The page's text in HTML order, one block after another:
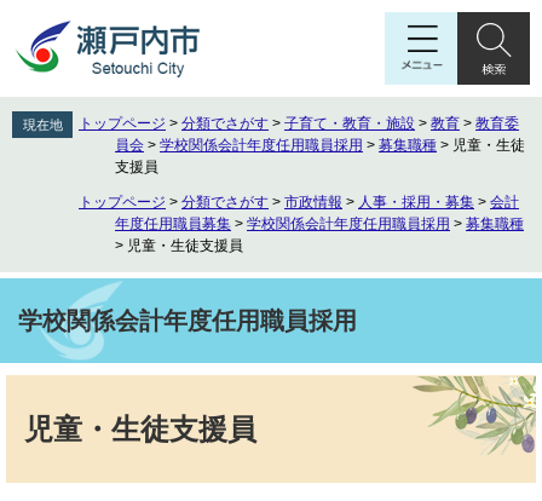
先
頭
を
飛
現在地 トップページ > 分類でさがす > 子育て・教育・施設 > 教育 > 教育委
員会 > 学校関係会計年度任用職員採用 > 募集職種 > 児童・生徒
支援員
トップページ > 分類でさがす > 市政情報 > 人事・採用・募集 > 会計
年度任用職員募集 > 学校関係会計年度任用職員採用 > 募集職種
> 児童・生徒支援員
学校関係会計年度任用職員採用
児童・生徒支援員